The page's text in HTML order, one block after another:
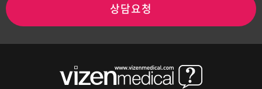
상담요청